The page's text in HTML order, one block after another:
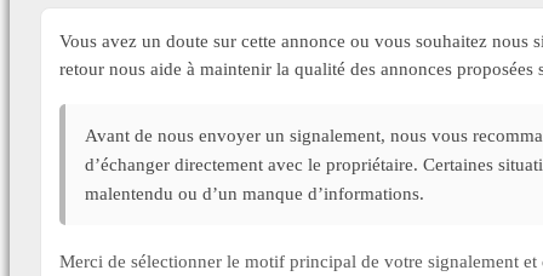
Vous avez un doute sur cette annonce ou vous souhaitez
retour nous aide à maintenir la qualité des annonces proposées
Avant de nous envoyer un signalement, nous vous
d’échanger directement avec le propriétaire. Certaines
malentendu ou d’un manque d’informations.
Merci de sélectionner le motif principal de votre signalement